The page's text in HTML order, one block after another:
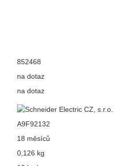
852468
na dotaz
na dotaz
A9F92132
18 měsíců
0,126 kg